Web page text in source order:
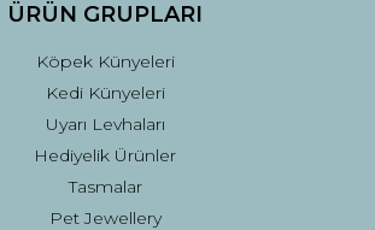
ÜRÜN GRUPLARI
Köpek Künyeleri
Kedi Künyeleri
Uyarı Levhaları
Hediyelik Ürünler
Tasmalar
Pet Jewellery